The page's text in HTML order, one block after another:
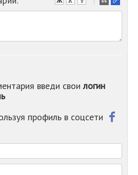
-
-
-
-
введи своилогин
профиль в соцсети